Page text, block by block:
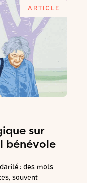
ARTICLE
sur
bénévole
: des mots
souvent